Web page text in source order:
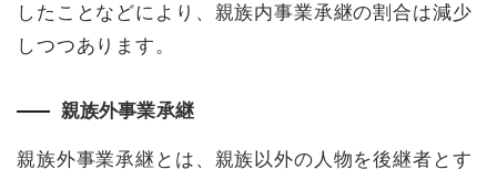
したことなどにより、親族内事業承継の割合は減少
しつつあります。
親族外事業承継
親族外事業承継とは、親族以外の人物を後継者とす